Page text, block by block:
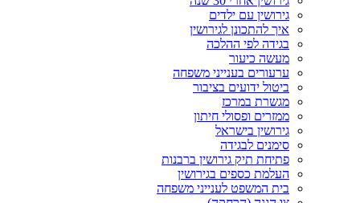
גירושין עם ילדים
איך להתכונן לגירושין
בגידה לפי ההלכה
מעשה כיעור
ערעורים בענייני משפחה
ביטול ידועים בציבור
מגשרת במרכז
ממזרים ופסולי חיתון
גירושין בישראל
סימנים לבגידה
פתיחת תיק גירושין ברבנות
העלמת כספים בגירושין
בית המשפט לענייני משפחה